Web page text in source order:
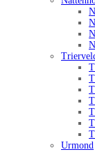
Urmond